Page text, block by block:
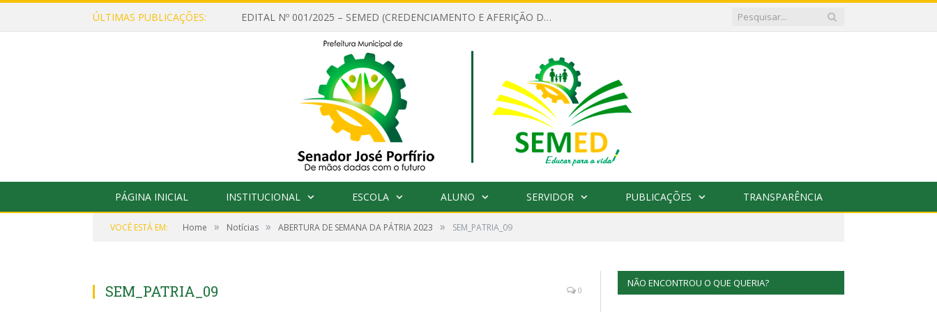
ÚLTIMAS PUBLICAÇÕES: EDITAL Nº 001/2025 – SEMED (CREDENCIAMENTO E AFERIÇÃO DE CRITÉRIOS TÉCNICOS DE MÉRITO E DESEMPENHO PARA PROVIMENTO DO CARGO OU FUNÇÃO DE GESTOR ESCOLAR DAS UNIDADES DE ENSINO DA REDE MUNICIPAL DE SENADOR JO)
PÁGINA INICIAL INSTITUCIONAL ESCOLA ALUNO SERVIDOR PUBLICAÇÕES TRANSPARÊNCIA
VOCÊ ESTÁ EM: Home » Notícias » ABERTURA DE SEMANA DA PÁTRIA 2023 » SEM_PATRIA_09
SEM_PATRIA_09 0
NÃO ENCONTROU O QUE QUERIA?